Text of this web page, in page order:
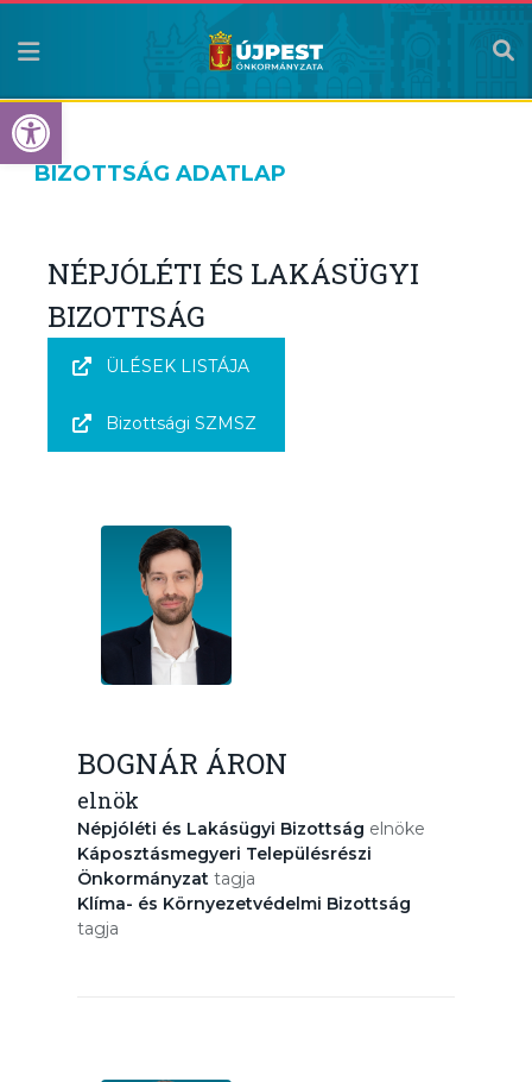
Eszköztár megnyitása
BIZOTTSÁG ADATLAP
NÉPJÓLÉTI ÉS LAKÁSÜGYI
BIZOTTSÁG
ÜLÉSEK LISTÁJA
Bizottsági SZMSZ
BOGNÁR ÁRON
elnök
Népjóléti és Lakásügyi Bizottság elnöke
Káposztásmegyeri Településrészi
Önkormányzat tagja
Klíma- és Környezetvédelmi Bizottság
tagja